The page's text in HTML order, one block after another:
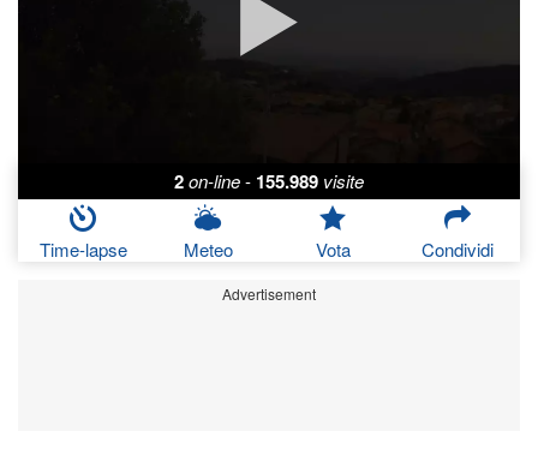
2on-line- 155.989 visite
Time-lapse Meteo Vota Condividi
Advertisement